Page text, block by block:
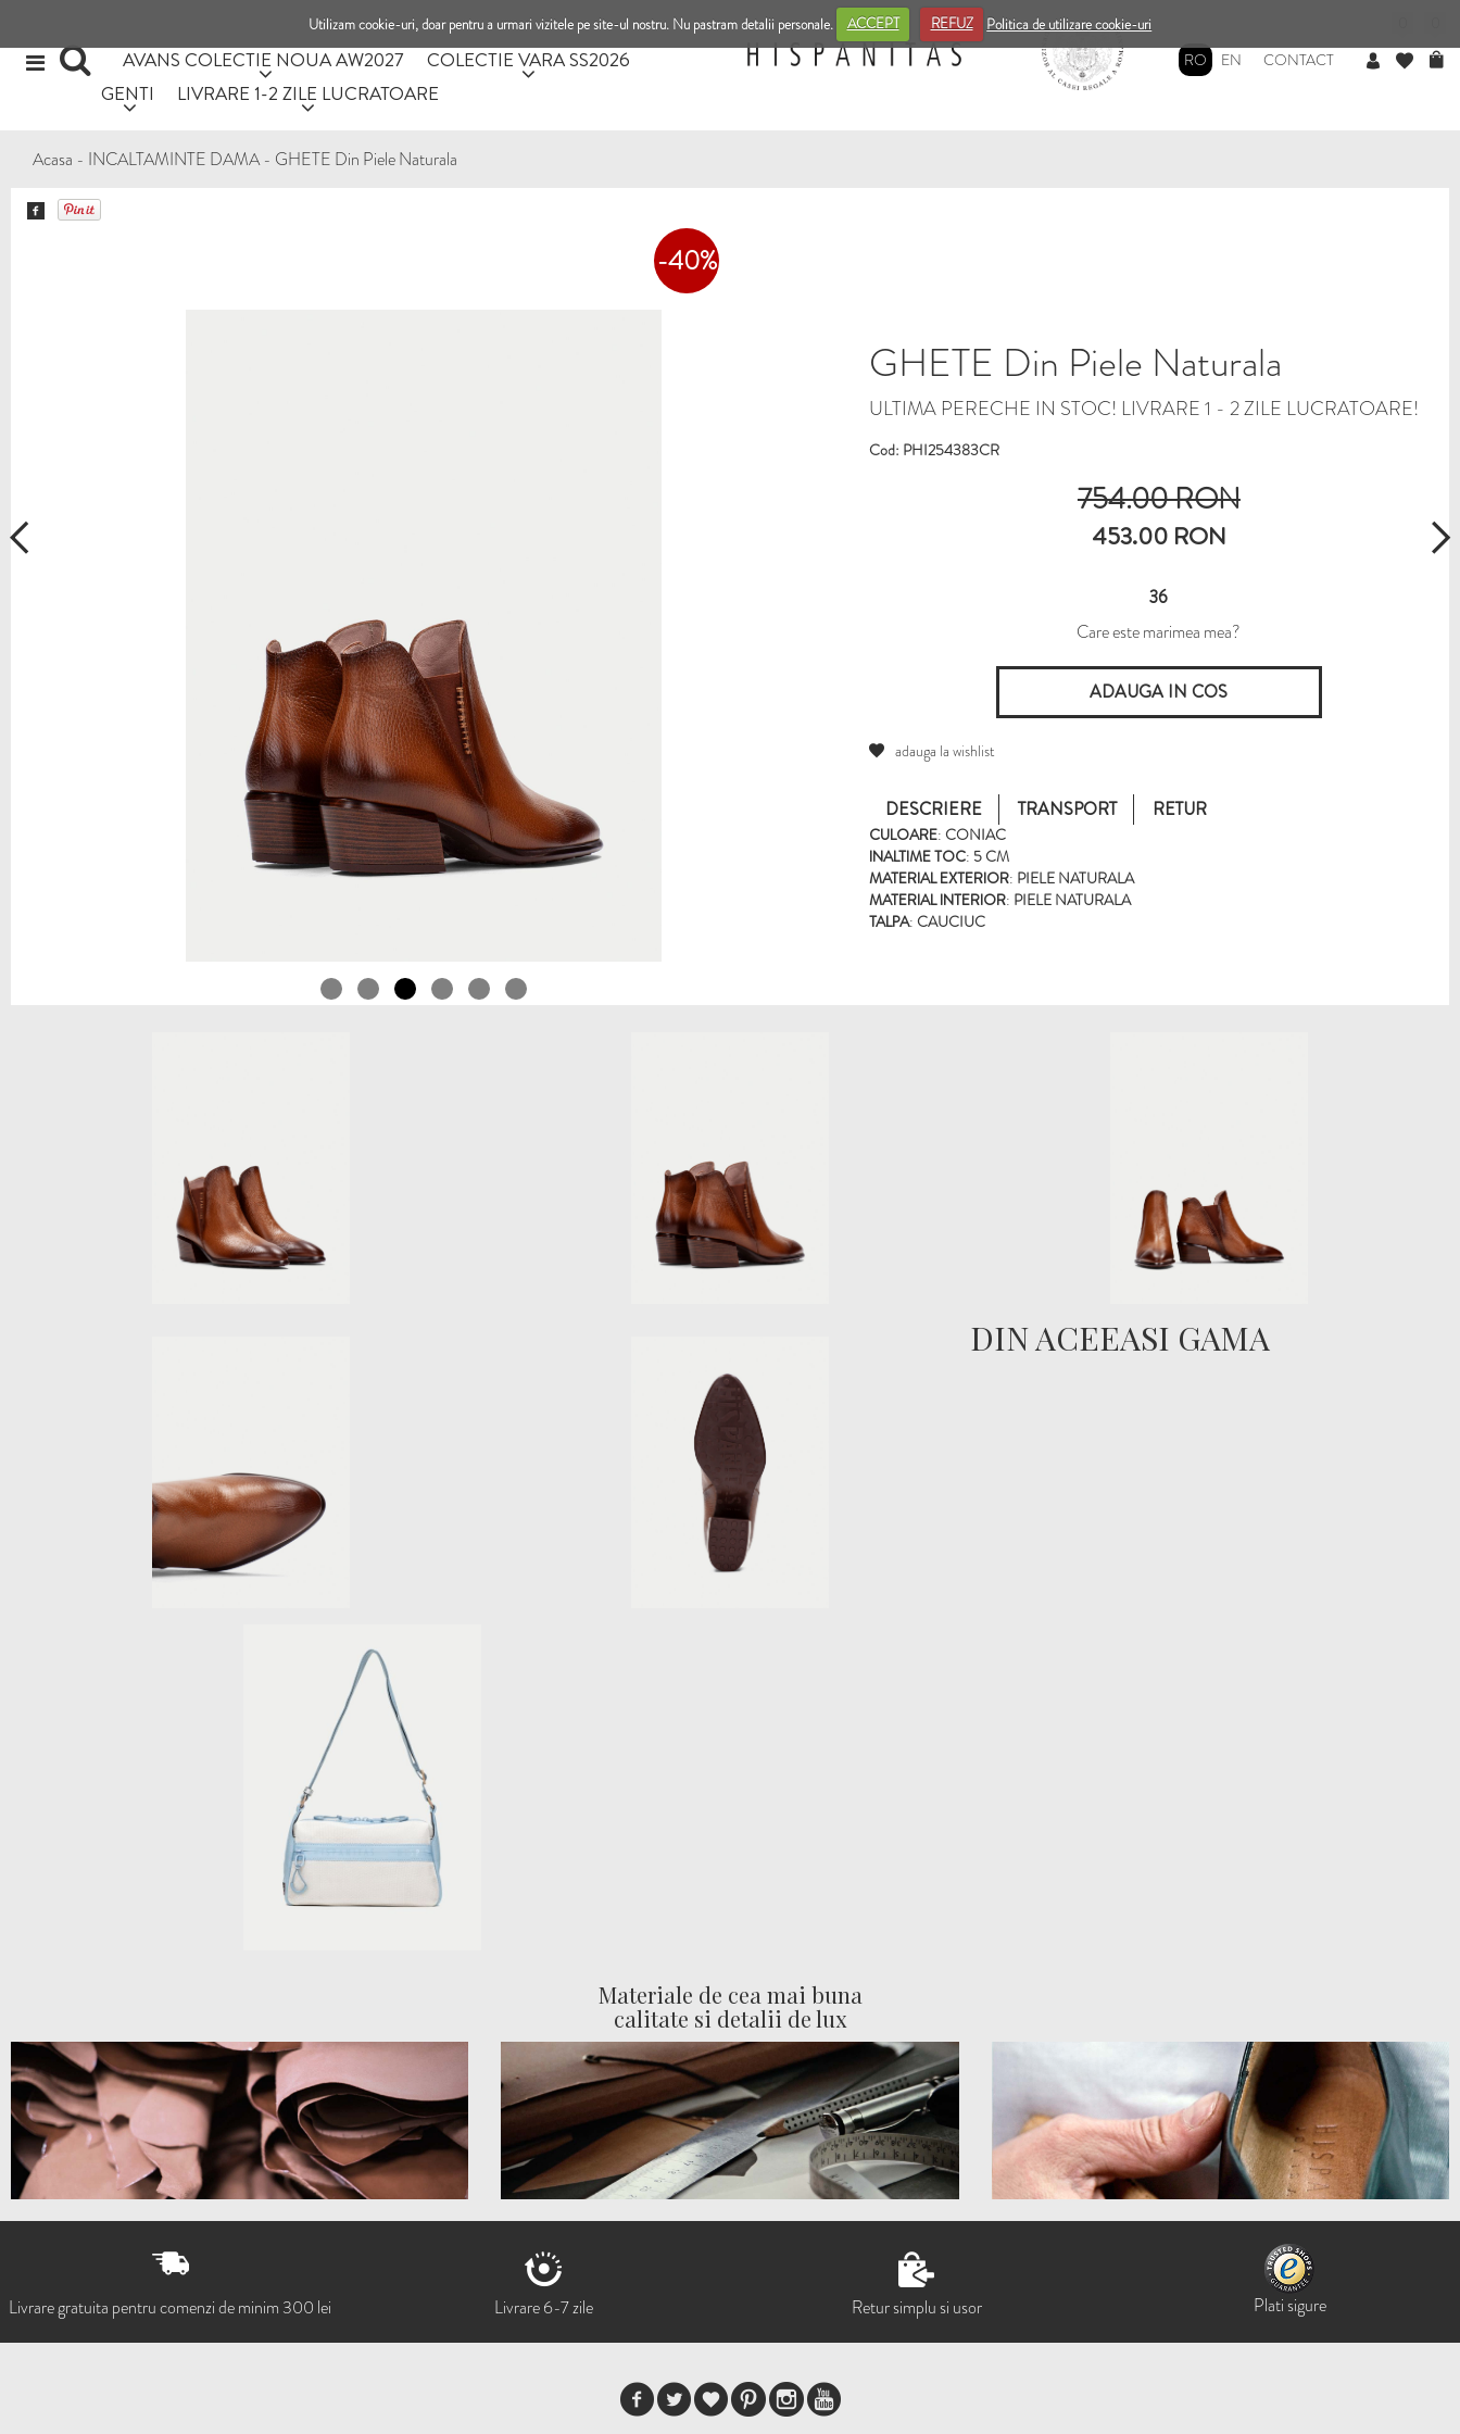
Utilizam cookie-uri, doar pentru a urmari vizitele pe site-ul nostru. Nu pastram detalii personale. ACCEPT REFUZ Politica de utilizare cookie-uri
AVANS COLECTIE NOUA AW2027
COLECTIE VARA SS2026
GENTI
LIVRARE 1-2 ZILE LUCRATOARE
RO EN CONTACT
Acasa - INCALTAMINTE DAMA- GHETE Din Piele Naturala
-40%
GHETE Din Piele Naturala
ULTIMA PERECHE IN STOC! LIVRARE 1 - 2 ZILE LUCRATOARE!
Cod: PHI254383CR
754.00 RON
453.00 RON
36
Care este marimea mea?
adauga la wishlist
DESCRIERE TRANSPORT RETUR
CULOARE: CONIAC
INALTIME TOC: 5 CM
MATERIAL EXTERIOR: PIELE NATURALA
MATERIAL INTERIOR: PIELE NATURALA
TALPA: CAUCIUC
DIN ACEEASI GAMA
Materiale de cea mai buna
calitate si detalii de lux
Livrare gratuita pentru comenzi de minim 300 lei Livrare 6-7 zile Retur simplu si usor Plati sigure